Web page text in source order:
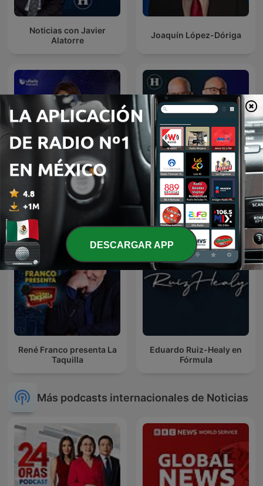
Noticias con Javier
Alatorre
Joaquín López-Dóriga
Noticias Univision
Julio Patán y Juan Ignacio
Zavala en El Heraldo Radio
René Franco presenta La
Taquilla
Eduardo Ruiz-Healy en
Fórmula
Más podcasts internacionales de Noticias
DESCARGAR APP